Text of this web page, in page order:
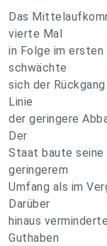
Das
vierte Mal
in Folge im ersten
schwächte
sich der
Linie
der geringere
Der
Staat baute seine
geringerem
Umfang als im
Darüber
hinaus
Guthaben